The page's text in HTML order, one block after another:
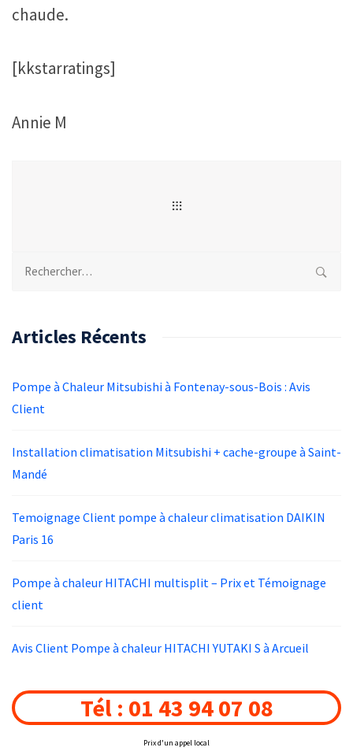
chaude.
[kkstarratings]
Annie M
Rechercher :
Articles Récents
Pompe à Chaleur Mitsubishi à Fontenay-sous-Bois : Avis
Client
Installation climatisation Mitsubishi + cache-groupe à Saint-
Mandé
Temoignage Client pompe à chaleur climatisation DAIKIN
Paris 16
Pompe à chaleur HITACHI multisplit – Prix et Témoignage
client
Avis Client Pompe à chaleur HITACHI YUTAKI S à Arcueil
Tél : 01 43 94 07 08
Prix d'un appel local